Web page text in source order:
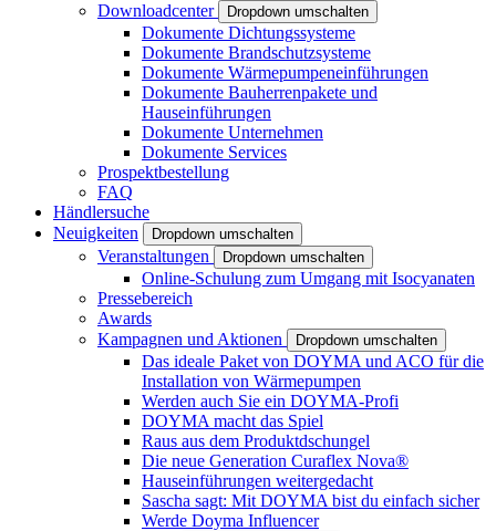
Downloadcenter
Dropdown umschalten
Dokumente Dichtungssysteme
Dokumente Brandschutzsysteme
Dokumente Wärmepumpeneinführungen
Dokumente Bauherrenpakete und
Hauseinführungen
Dokumente Unternehmen
Dokumente Services
Prospektbestellung
FAQ
Händlersuche
Neuigkeiten
Dropdown umschalten
Veranstaltungen Dropdown umschalten
Online-Schulung zum Umgang mit Isocyanaten
Pressebereich
Awards
Kampagnen und Aktionen
Dropdown umschalten
Das ideale Paket von DOYMA und ACO für die
Installation von Wärmepumpen
Werden auch Sie ein DOYMA-Profi
DOYMA macht das Spiel
Raus aus dem Produktdschungel
Die neue Generation Curaflex Nova®
Hauseinführungen weitergedacht
Sascha sagt: Mit DOYMA bist du einfach sicher
Werde Doyma Influencer